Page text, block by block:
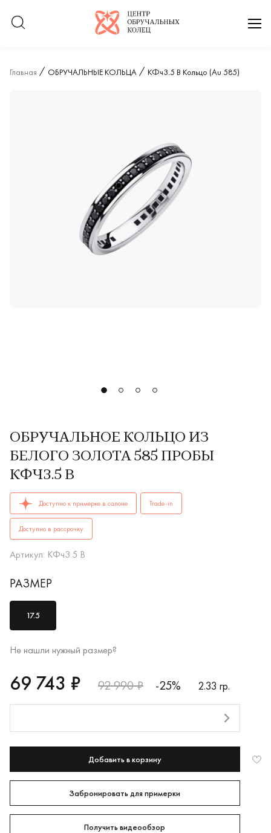
Логотип компании
Главная ОБРУЧАЛЬНЫЕ КОЛЬЦА КФч3.5 В Кольцо (Au 585)
ОБРУЧАЛЬНОЕ КОЛЬЦО ИЗ
БЕЛОГО ЗОЛОТА 585 ПРОБЫ
КФЧ3.5 В
ОБРУЧАЛЬНЫЕ КОЛЬЦА женские КФч3.5 В AU 585 купить
Доступно к примерке в салоне Trade-in
Доступно в рассрочку
Артикул: КФч3.5 В
РАЗМЕР
17.5
Не нашли нужный размер?
RUB
69743
69 743 ₽ 92 990 ₽ -25%
2.33 гр.
Добавить в корзину
Забронировать для примерки
Получить видеообзор